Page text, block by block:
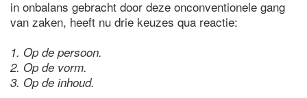
in onbalans gebracht door deze onconventionele gang
van zaken, heeft nu drie keuzes qua reactie:
1. Op de persoon.
2. Op de vorm.
3. Op de inhoud.